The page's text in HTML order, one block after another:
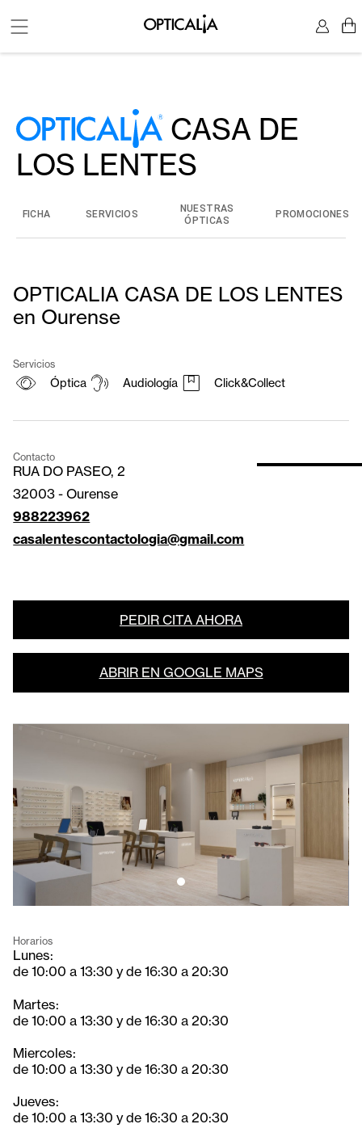
CASA DE
LOS LENTES
FICHA SERVICIOS
NUESTRAS
ÓPTICAS
PROMOCIONES
OPTICALIA CASA DE LOS LENTES
en Ourense
Servicios
Óptica Audiología Click&Collect
Contacto
RUA DO PASEO, 2
32003 -Ourense
988223962
casalentescontactologia@gmail.com
PEDIR CITA AHORA
ABRIR EN GOOGLE MAPS
Horarios
Lunes:
de 10:00 a 13:30 y de 16:30 a 20:30
Martes:
de 10:00 a 13:30 y de 16:30 a 20:30
Miercoles:
de 10:00 a 13:30 y de 16:30 a 20:30
Jueves:
de 10:00 a 13:30 y de 16:30 a 20:30